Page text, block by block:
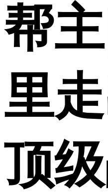
帮
里
顶